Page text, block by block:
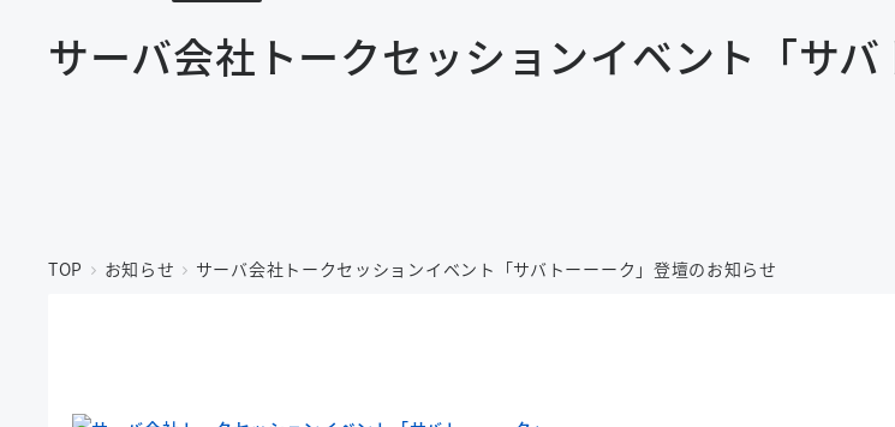
サーバ会社トークセッションイベント「サ
TOP お知らせ サーバ会社トークセッションイベント「サバトーーーク」登壇のお知らせ